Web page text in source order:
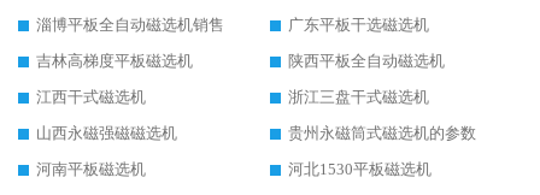
淄博平板全自动磁选机销售
广东平板干选磁选机
吉林高梯度平板磁选机
陕西平板全自动磁选机
江西干式磁选机
浙江三盘干式磁选机
山西永磁强磁磁选机
贵州永磁筒式磁选机的参数
河南平板磁选机
河北1530平板磁选机